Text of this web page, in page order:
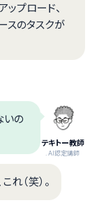
ップロード、
スのタスクが
テキトー教師
.AI認定講師
いの
（笑）。